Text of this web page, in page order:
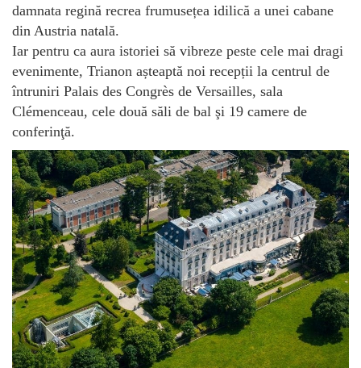
damnata regină recrea frumusețea idilică a unei cabane
din Austria natală.
Iar pentru ca aura istoriei să vibreze peste cele mai dragi
evenimente, Trianon așteaptă noi recepții la centrul de
întruniri Palais des Congrès de Versailles, sala
Clémenceau, cele două săli de bal şi 19 camere de
conferinţă.